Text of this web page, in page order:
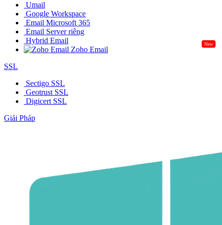
Umail
Google Workspace
Email Microsoft 365
Email Server riêng
Hybrid Email
New
Zoho Email
SSL
Sectigo SSL
Geotrust SSL
Digicert SSL
Giải Pháp